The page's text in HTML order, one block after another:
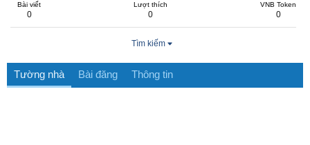
Bài viết
0
Lượt thích
0
VNB Token
0
Tìm kiếm
Tường nhà Bài đăng Thông tin